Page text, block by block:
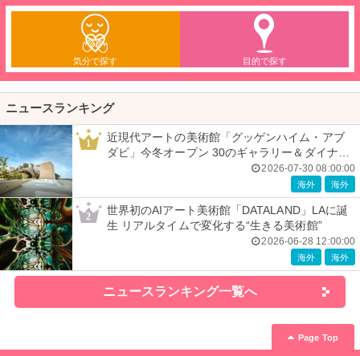
気分で探す 目的で探す
ニュースランキング
1
近現代アートの美術館「グッゲンハイム・アブ
ダビ」今冬オープン 30のギャラリー＆ダイナミ
2026-07-30 08:00:00
海外 海外
2
世界初のAIアート美術館「DATALAND」LAに誕
生 リアルタイムで変化する“生きる美術館”
2026-06-28 12:00:00
海外 海外
ニュースランキング一覧へ
Page Top